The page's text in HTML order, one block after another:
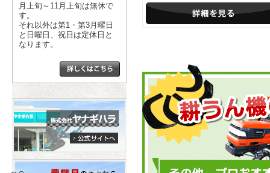
月上旬～11月上旬は無休で
す。
それ以外は第1・第3月曜日
と日曜日、祝日は定休日と
なります。